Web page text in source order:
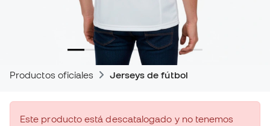
Productos oficiales Jerseys de fútbol
Este producto está descatalogado y no tenemos